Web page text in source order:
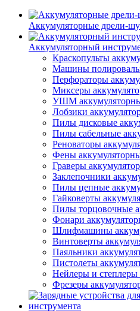
Аккумуляторные дрели-
Аккумуляторный
Краскопульты
Машины
Перфораторы
Миксеры
УШМ
Лобзики
Пилы дисковые
Пилы сабельные
Реноваторы
Фены
Граверы
Заклепочники
Пилы цепные
Гайковерты
Пилы торцовочные
Фонари
Шлифмашины
Винтоверты
Паяльники
Пистолеты
Нейлеры и степлеры
Фрезеры